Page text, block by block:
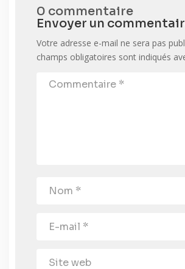
0 commentaire
Envoyer un
Votre adresse e-mail ne sera pas
champs obligatoires sont indiqués